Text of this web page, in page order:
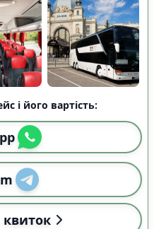
і його вартість: